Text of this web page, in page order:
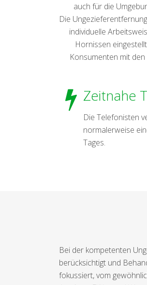
auch für die
Die
individuelle
Hornissen
Konsumenten mit
Zeitnahe
Die Telefonisten
normalerweise
Tages.
Bei der kompetenten
berücksichtigt und
fokussiert, vom